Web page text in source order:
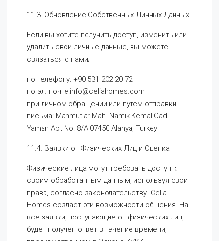
11.3. Обновление Собственных Личных Данных
Если вы хотите получить доступ, изменить или
удалить свои личные данные, вы можете
связаться с нами;
по телефону: +90 531 202 20 72
по эл. почте:info@celiahomes.com
при личном обращении или путем отправки
письма: Mahmutlar Mah. Namık Kemal Cad.
Yaman Apt No: 8/A 07450 Alanya, Turkey
11.4. Заявки от Физических Лиц и Оценка
Физические лица могут требовать доступ к
своим обработанным данным, используя свои
права, согласно законодательству. Celia
Homes создает эти возможности общения. На
все заявки, поступающие от физических лиц,
будет получен ответ в течение времени,